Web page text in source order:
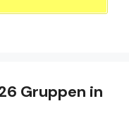
Gruppen in